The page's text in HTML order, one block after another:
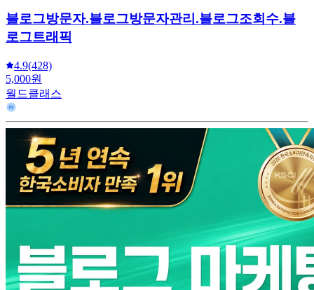
블로그방문자.블로그방문자관리.블로그조회수.블
로그트래픽
4.9(428)
5,000원
월드클래스